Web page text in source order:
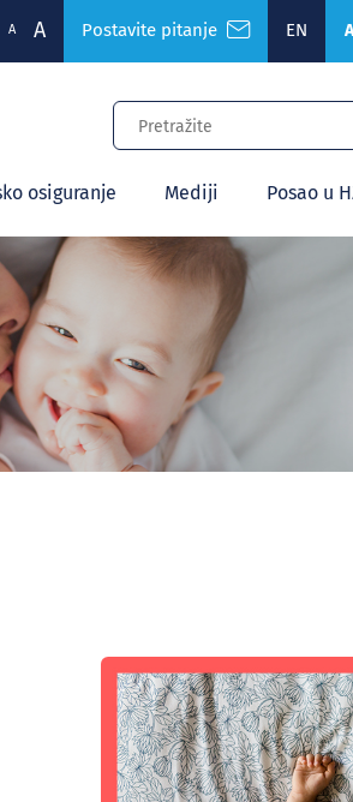
A A Postavite pitanje EN
osiguranje Mediji Posao u